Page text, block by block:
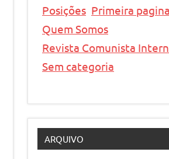
Posições Primeira pagina
Quem Somos
Revista Comunista
Sem categoria
ARQUIVO